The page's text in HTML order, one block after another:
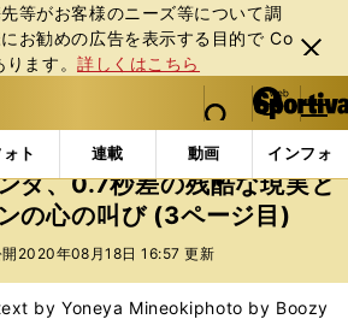
等がお客様のニーズ等について調
お勧めの広告を表⽰する⽬的で Co
ります。詳しくはこちら
閉じ
る
web Sportiva (webスポルティーバ)
検索
マイペ
ー
ジ
メニュ
ト 連載 動画 インフォ
覧 モーター F1 レッドブル・
ダ、0.7秒差の残酷な現実と
の心の叫び (3ページ目)
2020年08月18日 16:57 更新
by Yoneya Mineokiphoto by Boozy